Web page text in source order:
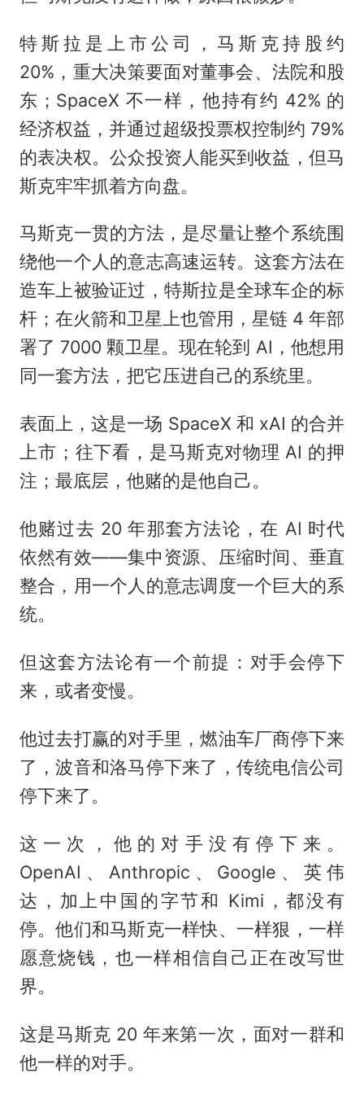
特斯拉是上市公司，马斯克持股约
20%，重大决策要面对董事会、法院和股
东；SpaceX 不一样，他持有约 42% 的
经济权益，并通过超级投票权控制约 79%
的表决权。公众投资人能买到收益，但马
斯克牢牢抓着方向盘。
马斯克一贯的方法，是尽量让整个系统围
绕他一个人的意志高速运转。这套方法在
造车上被验证过，特斯拉是全球车企的标
杆；在火箭和卫星上也管用，星链 4 年部
署了 7000 颗卫星。现在轮到 AI，他想用
同一套方法，把它压进自己的系统里。
表面上，这是一场 SpaceX 和 xAI 的合并
上市；往下看，是马斯克对物理 AI 的押
注；最底层，他赌的是他自己。
他赌过去 20 年那套方法论，在 AI 时代
依然有效——集中资源、压缩时间、垂直
整合，用一个人的意志调度一个巨大的系
统。
但这套方法论有一个前提：对手会停下
来，或者变慢。
他过去打赢的对手里，燃油车厂商停下来
了，波音和洛马停下来了，传统电信公司
停下来了。
这一次，他的对手没有停下来。
OpenAI、Anthropic、Google、英伟
达，加上中国的字节和 Kimi，都没有
停。他们和马斯克一样快、一样狠，一样
愿意烧钱，也一样相信自己正在改写世
界。
这是马斯克 20 年来第一次，面对一群和
他一样的对手。